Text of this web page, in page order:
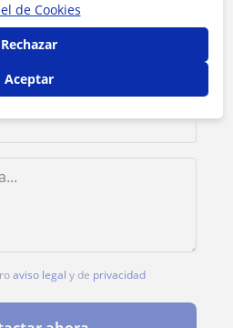
aviso legal y de privacidad
de Cookies
Rechazar
Aceptar